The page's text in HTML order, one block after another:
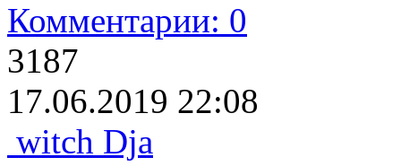
Комментарии: 0
3187
17.06.2019 22:08
witch Dja